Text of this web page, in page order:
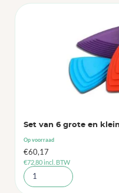
Set van 6 grote en
Op voorraad
€60,17
€72,80incl. BTW